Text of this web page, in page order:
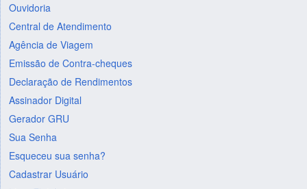
Ouvidoria
Central de Atendimento
Agência de Viagem
Emissão de Contra-cheques
Declaração de Rendimentos
Assinador Digital
Gerador GRU
Sua Senha
Esqueceu sua senha?
Cadastrar Usuário